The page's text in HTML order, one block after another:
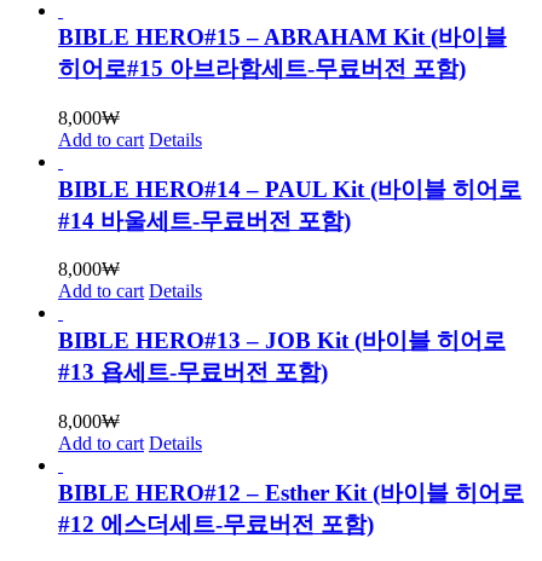
BIBLE HERO#15 – ABRAHAM Kit (바이블
히어로#15 아브라함세트-무료버전 포함)
8,000₩
Add to cart Details
BIBLE HERO#14 – PAUL Kit (바이블 히어로
#14 바울세트-무료버전 포함)
8,000₩
Add to cart Details
BIBLE HERO#13 – JOB Kit (바이블 히어로
#13 욥세트-무료버전 포함)
8,000₩
Add to cart Details
BIBLE HERO#12 – Esther Kit (바이블 히어로
#12 에스더세트-무료버전 포함)